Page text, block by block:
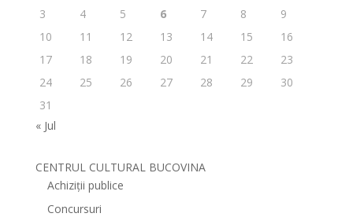
3
4 5 6 7 8
9
10
11 12 13 14 15
16
17
18 19 20 21 22
23
24
25 26 27 28 29
30
31
« Jul
CENTRUL CULTURAL BUCOVINA
Achiziții publice
Concursuri